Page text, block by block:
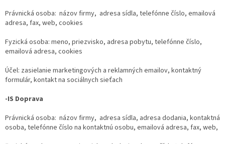
Právnická osoba: názov firmy, adresa sídla, telefónne číslo, emailová
adresa, fax, web, cookies
Fyzická osoba: meno, priezvisko, adresa pobytu, telefónne číslo,
emailová adresa, cookies
Účel: zasielanie marketingových a reklamných emailov, kontaktný
formulár, kontakt na sociálnych sieťach
-IS Doprava
Právnická osoba: názov firmy, adresa sídla, adresa dodania, kontaktná
osoba, telefónne číslo na kontaktnú osobu, emailová adresa, fax, web,